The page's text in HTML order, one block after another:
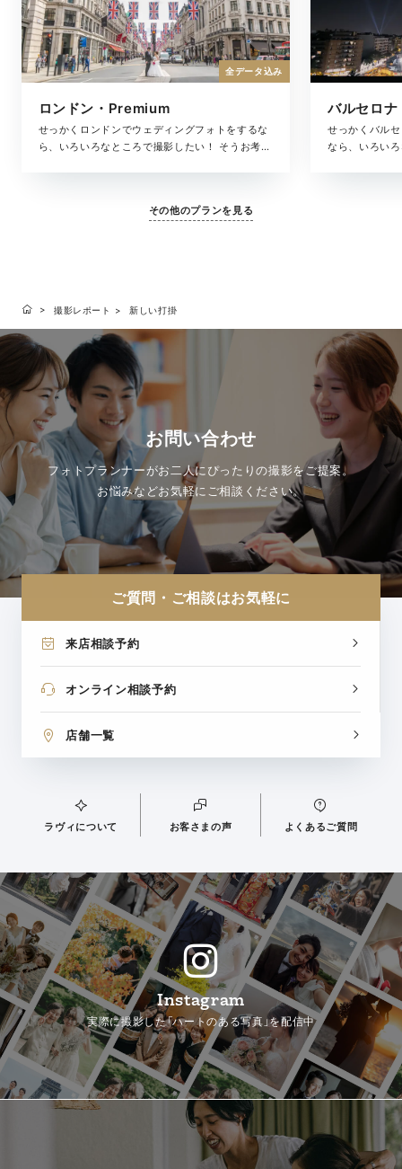
ロンドン・Premium
せっかくロンドンでウェディングフォトをするな
ら、いろいろなところで撮影したい！ そうお考え
収め、色褪せない思い出の記録としてお届けしま
全データ込み
バルセロ
せっかくバル
なら、いろい
その他のプランを見る
撮影レポート 新しい打掛
お問い合わせ
フォトプランナーがお二人にぴったりの撮影をご提案。
お悩みなどお気軽にご相談ください。
ご質問・ご相談はお気軽に
来店相談予約
オンライン相談予約
店舗一覧
ラヴィについて お客さまの声 よくあるご質問
Instagram
実際に撮影した「ハートのある写真」を配信中